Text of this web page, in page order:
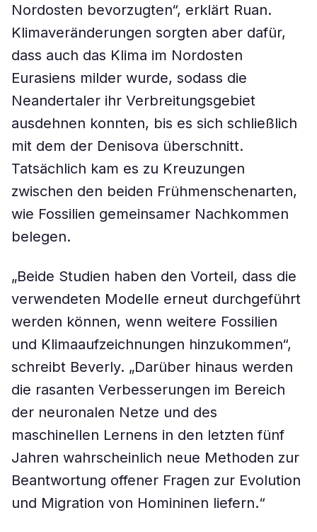
Nordosten bevorzugten“, erklärt Ruan.
Klimaveränderungen sorgten aber dafür,
dass auch das Klima im Nordosten
Eurasiens milder wurde, sodass die
Neandertaler ihr Verbreitungsgebiet
ausdehnen konnten, bis es sich schließlich
mit dem der Denisova überschnitt.
Tatsächlich kam es zu Kreuzungen
zwischen den beiden Frühmenschenarten,
wie Fossilien gemeinsamer Nachkommen
belegen.
„Beide Studien haben den Vorteil, dass die
verwendeten Modelle erneut durchgeführt
werden können, wenn weitere Fossilien
und Klimaaufzeichnungen hinzukommen“,
schreibt Beverly. „Darüber hinaus werden
die rasanten Verbesserungen im Bereich
der neuronalen Netze und des
maschinellen Lernens in den letzten fünf
Jahren wahrscheinlich neue Methoden zur
Beantwortung offener Fragen zur Evolution
und Migration von Homininen liefern.“